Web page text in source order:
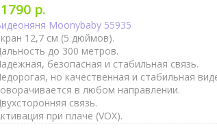
р.
Moonybaby 55935
12,7 см (5 дюймов).
до 300 метров.
безопасная и стабильная связь.
но качественная и стабильная
в любом направлении.
связь.
при плаче (VOX).